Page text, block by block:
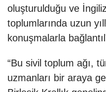
oluşturulduğu ve
toplumlarında uzun
konuşmalarla
“Bu sivil toplum ağı,
uzmanları bir araya